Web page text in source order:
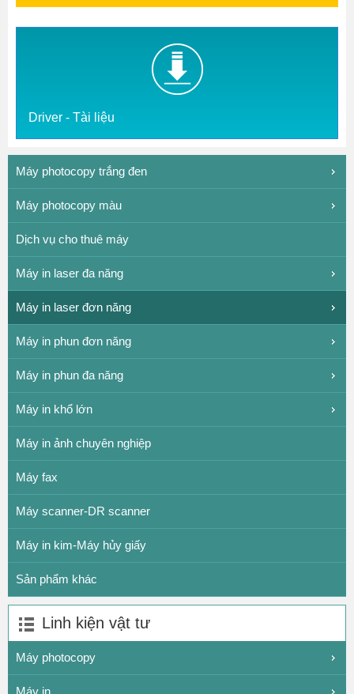
Driver - Tài liệu
Máy photocopy trắng đen
Máy photocopy màu
Dịch vụ cho thuê máy
Máy in laser đa năng
Máy in laser đơn năng
Máy in phun đơn năng
Máy in phun đa năng
Máy in khổ lớn
Máy in ảnh chuyên nghiệp
Máy fax
Máy scanner-DR scanner
Máy in kim-Máy hủy giấy
Sản phẩm khác
Linh kiện vật tư
Máy photocopy
Máy in